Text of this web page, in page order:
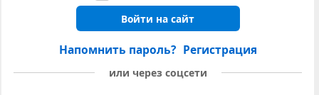
Войти на сайт
Напомнить пароль? Регистрация
или через соцсети